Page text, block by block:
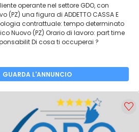
operante nel settore GDO, con
(PZ) una figura di ADDETTO CASSA E
contrattuale: tempo determinato
Nuovo (PZ) Orario di lavoro: part time
Di cosa ti occuperai ?
GUARDA L'ANNUNCIO